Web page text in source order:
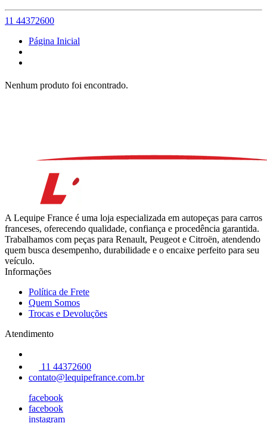
11 44372600
Página Inicial
Nenhum produto foi encontrado.
A Lequipe France é uma loja especializada em autopeças para carros
franceses, oferecendo qualidade, confiança e procedência garantida.
Trabalhamos com peças para Renault, Peugeot e Citroën, atendendo
quem busca desempenho, durabilidade e o encaixe perfeito para seu
veículo.
Informações
Política de Frete
Quem Somos
Trocas e Devoluções
Atendimento
11 44372600
contato@lequipefrance.com.br
facebook
facebook
instagram